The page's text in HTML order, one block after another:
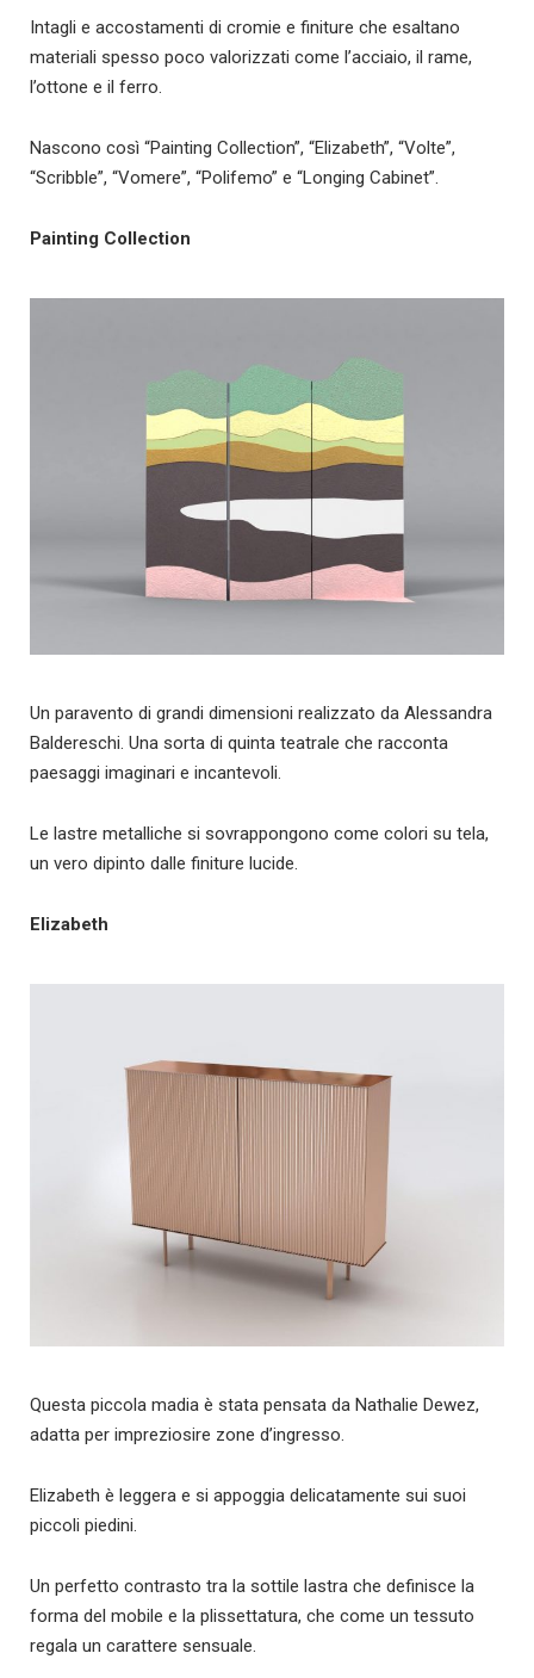
Intagli e accostamenti di cromie e finiture che esaltano
materiali spesso poco valorizzati come l’acciaio, il rame,
l’ottone e il ferro.
Nascono così “Painting Collection”, “Elizabeth”, “Volte”,
“Scribble”, “Vomere”, “Polifemo” e “Longing Cabinet”.
Painting Collection
Un paravento di grandi dimensioni realizzato da Alessandra
Baldereschi. Una sorta di quinta teatrale che racconta
paesaggi imaginari e incantevoli.
Le lastre metalliche si sovrappongono come colori su tela,
un vero dipinto dalle finiture lucide.
Elizabeth
Questa piccola madia è stata pensata da Nathalie Dewez,
adatta per impreziosire zone d’ingresso.
Elizabeth è leggera e si appoggia delicatamente sui suoi
piccoli piedini.
Un perfetto contrasto tra la sottile lastra che definisce la
forma del mobile e la plissettatura, che come un tessuto
regala un carattere sensuale.